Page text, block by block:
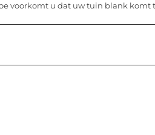
voorkomt u dat uw tuin blank komt